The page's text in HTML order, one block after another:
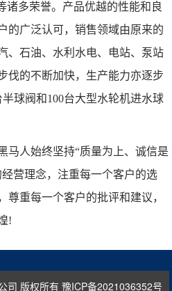
诸多荣誉。产品优越的性能和良
的广泛认可，销售领域由原来的
、石油、水利水电、电站、泵站
伐的不断加快，生产能力亦逐步
球阀和100台大型水轮机进水球
马人始终坚持“质量为上、诚信是
营理念，注重每一个客户的选
尊重每一个客户的批评和建议，
!
司 版权所有 豫ICP备2021036352号